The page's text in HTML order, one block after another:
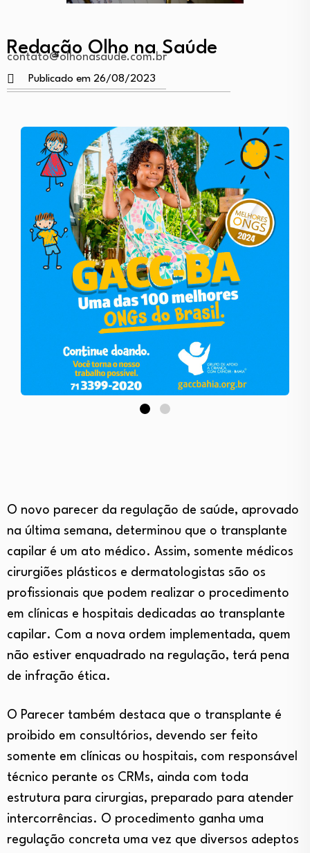
Redação Olho na Saúde
contato@olhonasaude.com.br
Publicado em 26/08/2023
O novo parecer da regulação de saúde, aprovado
na última semana, determinou que o transplante
capilar é um ato médico. Assim, somente médicos
cirurgiões plásticos e dermatologistas são os
profissionais que podem realizar o procedimento
em clínicas e hospitais dedicadas ao transplante
capilar. Com a nova ordem implementada, quem
não estiver enquadrado na regulação, terá pena
de infração ética.
O Parecer também destaca que o transplante é
proibido em consultórios, devendo ser feito
somente em clínicas ou hospitais, com responsável
técnico perante os CRMs, ainda com toda
estrutura para cirurgias, preparado para atender
intercorrências. O procedimento ganha uma
regulação concreta uma vez que diversos adeptos